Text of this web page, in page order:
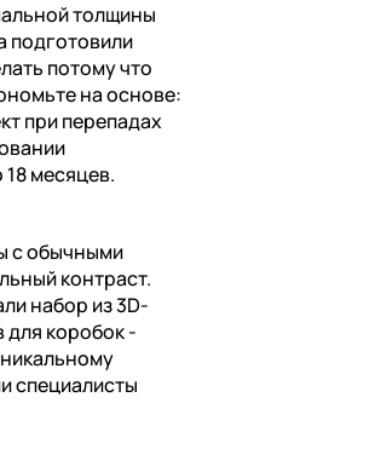
толщины
подготовили
потому что
на основе:
при перепадах
месяцев.
с обычными
контраст.
набор из 3D-
для коробок -
специалисты